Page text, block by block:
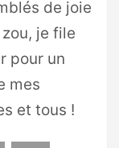
de joie
je file
pour un
mes
et tous !